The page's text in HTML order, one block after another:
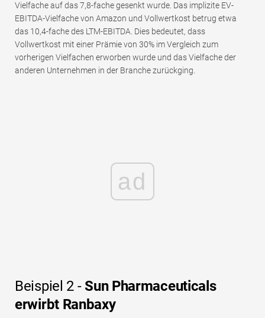
Vielfache auf das 7,8-fache gesenkt wurde. Das implizite EV-
EBITDA-Vielfache von Amazon und Vollwertkost betrug etwa
das 10,4-fache des LTM-EBITDA. Dies bedeutet, dass
Vollwertkost mit einer Prämie von 30% im Vergleich zum
vorherigen Vielfachen erworben wurde und das Vielfache der
anderen Unternehmen in der Branche zurückging.
ad
Beispiel 2 - Sun Pharmaceuticals
erwirbt Ranbaxy